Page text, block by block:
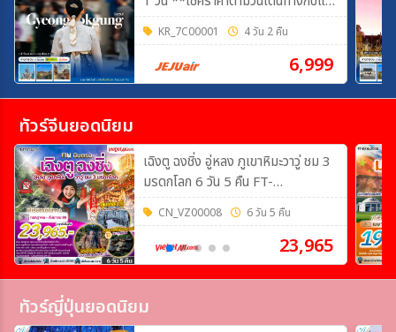
ดมินเท่านั้น**
KR_7C00001 4 วัน 2 คืน
6,999
ทัวร์จีนยอดนิยม
เฉิงตู ฉงชิ่ง อู่หลง ภูเขาหิมะวาวู่ ชม 3
มรดกโลก 6 วัน 5 คืน FT-
TFUVZ33A
CN_VZ00008 6 วัน 5 คืน
23,965
ทัวร์ญี่ปุ่นยอดนิยม